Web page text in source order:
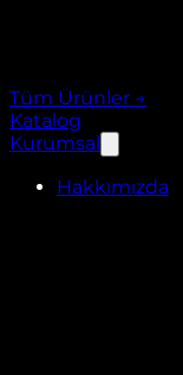
Tüm Ürünler →
Katalog
Kurumsal
Hakkımızda